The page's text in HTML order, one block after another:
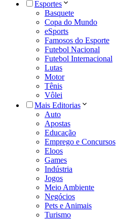
Esportes
Basquete
Copa do Mundo
eSports
Famosos do Esporte
Futebol Nacional
Futebol Internacional
Lutas
Motor
Tênis
Vôlei
Mais Editorias
Auto
Apostas
Educação
Emprego e Concursos
Eloos
Games
Indústria
Jogos
Meio Ambiente
Negócios
Pets e Animais
Turismo